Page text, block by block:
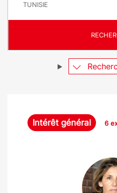
ê
e
Intérêt général 6